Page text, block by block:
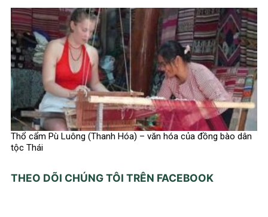
Thổ cẩm Pù Luông (Thanh Hóa) – văn hóa của đồng bào dân
tộc Thái
THEO DÕI CHÚNG TÔI TRÊN FACEBOOK